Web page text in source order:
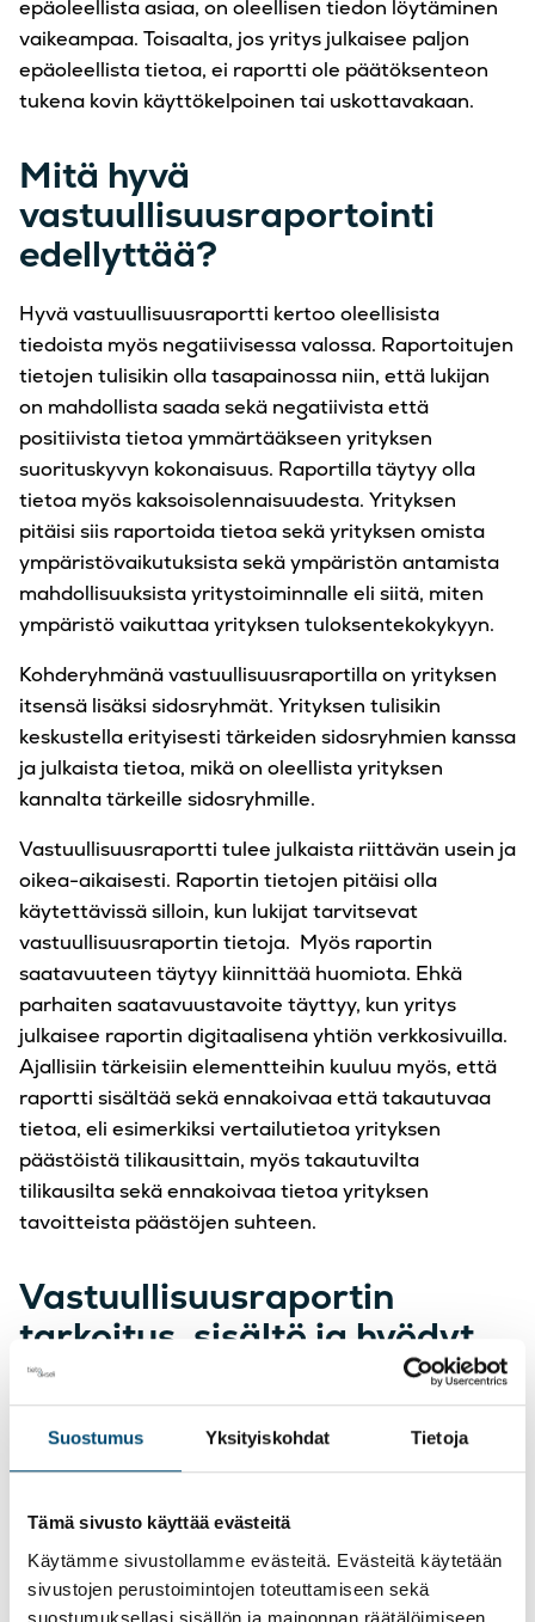
Suostumus Yksityiskohdat Tietoja
Tämä sivusto käyttää evästeitä
Käytämme sivustollamme evästeitä. Evästeitä käytetään
sivustojen perustoimintojen toteuttamiseen sekä
suostumuksellasi sisällön ja mainonnan räätälöimiseen,
epäoleellista asiaa, on oleellisen tiedon löytäminen
vaikeampaa. Toisaalta, jos yritys julkaisee paljon
epäoleellista tietoa, ei raportti ole päätöksenteon
tukena kovin käyttökelpoinen tai uskottavakaan.
Mitä hyvä
vastuullisuusraportointi
edellyttää?
Hyvä vastuullisuusraportti kertoo oleellisista
tiedoista myös negatiivisessa valossa. Raportoitujen
tietojen tulisikin olla tasapainossa niin, että lukijan
on mahdollista saada sekä negatiivista että
positiivista tietoa ymmärtääkseen yrityksen
suorituskyvyn kokonaisuus. Raportilla täytyy olla
tietoa myös kaksoisolennaisuudesta. Yrityksen
pitäisi siis raportoida tietoa sekä yrityksen omista
ympäristövaikutuksista sekä ympäristön antamista
mahdollisuuksista yritystoiminnalle eli siitä, miten
ympäristö vaikuttaa yrityksen tuloksentekokykyyn.
Kohderyhmänä vastuullisuusraportilla on yrityksen
itsensä lisäksi sidosryhmät. Yrityksen tulisikin
keskustella erityisesti tärkeiden sidosryhmien kanssa
ja julkaista tietoa, mikä on oleellista yrityksen
kannalta tärkeille sidosryhmille.
Vastuullisuusraportti tulee julkaista riittävän usein ja
oikea-aikaisesti. Raportin tietojen pitäisi olla
käytettävissä silloin, kun lukijat tarvitsevat
vastuullisuusraportin tietoja. Myös raportin
saatavuuteen täytyy kiinnittää huomiota. Ehkä
parhaiten saatavuustavoite täyttyy, kun yritys
julkaisee raportin digitaalisena yhtiön verkkosivuilla.
Ajallisiin tärkeisiin elementteihin kuuluu myös, että
raportti sisältää sekä ennakoivaa että takautuvaa
tietoa, eli esimerkiksi vertailutietoa yrityksen
päästöistä tilikausittain, myös takautuvilta
tilikausilta sekä ennakoivaa tietoa yrityksen
tavoitteista päästöjen suhteen.
Vastuullisuusraportin
tarkoitus, sisältö ja hyödyt
vertailukelpoista yrityksen tilikausien välillä sekä
toisaalta myös saman toimialan yritysten välillä.
sekä EU:n että mahdollisten kolmansien maiden
osalta. Toisaalta yrityksen tulisi päättää, kuinka
laajasti se sisällyttää arvoketjun raporttiin. Raportin
tiedon on oltava oleellista, joten epäoleellisen